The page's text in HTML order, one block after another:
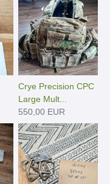
Crye Precision CPC
Large Mult...
550,00 EUR